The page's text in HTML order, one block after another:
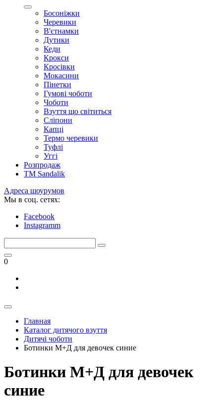
Босоніжки
Черевики
В'єтнамки
Дутики
Кеди
Крокси
Кросівки
Мокасини
Пінетки
Гумові чоботи
Чоботи
Взуття що світиться
Сліпони
Капці
Термо черевики
Туфлі
Уггі
Розпродаж
TM Sandalik
Адреса шоурумов
Мы в соц. сетях:
Facebook
Instagramm
0
Главная
Каталог дитячого взуття
Дитячі чоботи
Ботинки М+Д для девочек синие
Ботинки М+Д для девочек
синие